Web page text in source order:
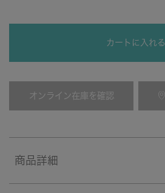
カートに入れる
オンライン在庫を確認
商品詳細